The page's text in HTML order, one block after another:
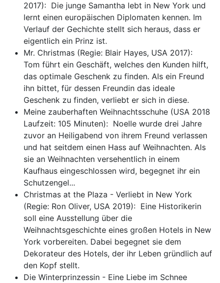
2017): Die junge Samantha lebt in New York und
lernt einen europäischen Diplomaten kennen. Im
Verlauf der Gechichte stellt sich heraus, dass er
eigentlich ein Prinz ist.
Mr. Christmas (Regie: Blair Hayes, USA 2017):
Tom führt ein Geschäft, welches den Kunden hilft,
das optimale Geschenk zu finden. Als ein Freund
ihn bittet, für dessen Freundin das ideale
Geschenk zu finden, verliebt er sich in diese.
Meine zauberhaften Weihnachtsschuhe (USA 2018
Laufzeit: 105 Minuten): Noelle wurde drei Jahre
zuvor an Heiligabend von ihrem Freund verlassen
und hat seitdem einen Hass auf Weihnachten. Als
sie an Weihnachten versehentlich in einem
Kaufhaus eingeschlossen wird, begegnet ihr ein
Schutzengel...
Christmas at the Plaza - Verliebt in New York
(Regie: Ron Oliver, USA 2019): Eine Historikerin
soll eine Ausstellung über die
Weihnachtsgeschichte eines großen Hotels in New
York vorbereiten. Dabei begegnet sie dem
Dekorateur des Hotels, der ihr Leben gründlich auf
den Kopf stellt.
Die Winterprinzessin - Eine Liebe im Schnee